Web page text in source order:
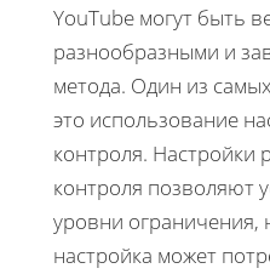
YouTube могут быть
разнообразными и
метода. Один из
это использование
контроля. Настройки
контроля позволяют
уровни ограничения,
настройка может